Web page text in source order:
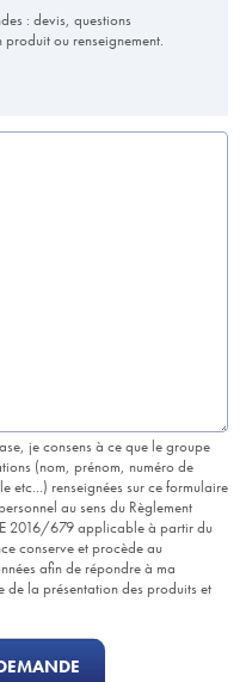
: devis, questions
ou renseignement.
je consens à ce que le groupe
(nom, prénom, numéro de
etc...) renseignées sur ce formulaire
au sens du Règlement
2016/679 applicable à partir du
conserve et procède au
afin de répondre à ma
de la présentation des produits et